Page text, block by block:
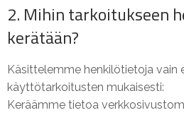
2. Mihin tarkoitukseen
kerätään?
Käsittelemme henkilötietoja vain
käyttötarkoitusten mukaisesti:
Keräämme tietoa